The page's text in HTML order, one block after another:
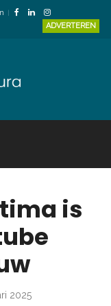
ADVERTEREN
is
2025